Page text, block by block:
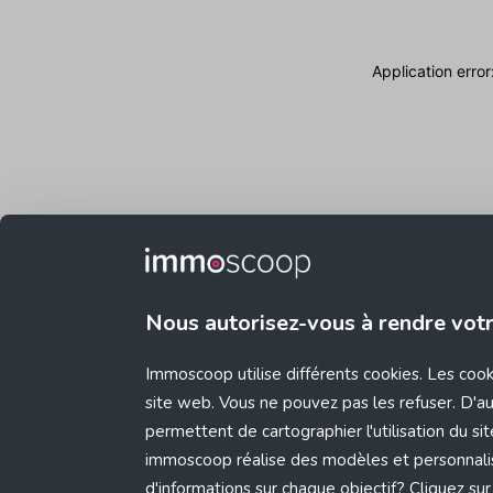
Nous autorisez-vous à rendre
Immoscoop utilise différents cookies. Les
site web. Vous ne pouvez pas les refuser.
permettent de cartographier l'utilisation du
immoscoop réalise des modèles et
d'informations sur chaque objectif? Cliquez
Application